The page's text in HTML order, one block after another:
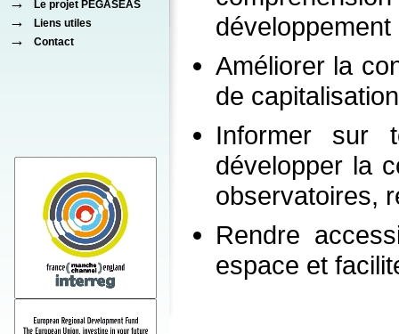
Le projet PEGASEAS
→ Liens utiles
→ Contact
Améliorer la
de
Informer sur
développer la
observatoires,
Rendre
espace et